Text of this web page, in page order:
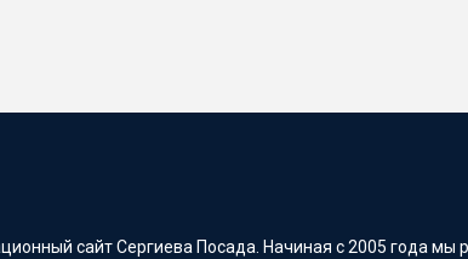
сайт Сергиева Посада. Начиная с 2005 года